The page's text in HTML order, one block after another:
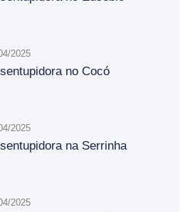
2025
no Cocó
2025
na Serrinha
2025